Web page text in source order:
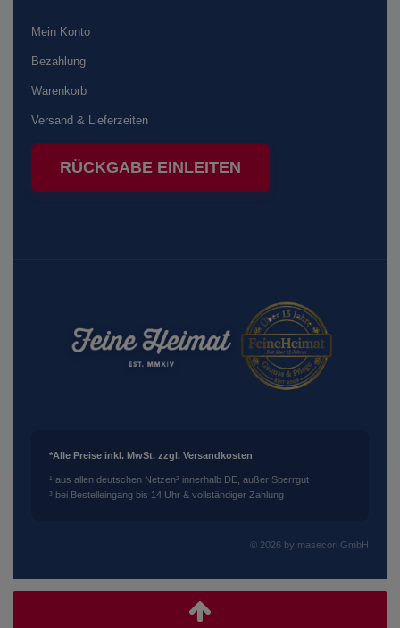
Mein Konto
Bezahlung
Warenkorb
Versand & Lieferzeiten
RÜCKGABE EINLEITEN
*Alle Preise inkl. MwSt. zzgl. Versandkosten
¹ aus allen deutschen Netzen² innerhalb DE, außer Sperrgut
³ bei Bestelleingang bis 14 Uhr & vollständiger Zahlung
© 2026 by masecori GmbH